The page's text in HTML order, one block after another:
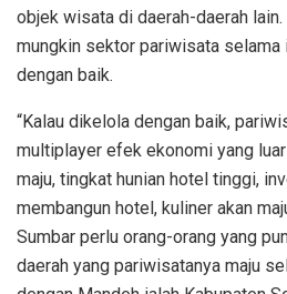
objek wisata di daerah-daerah
mungkin sektor pariwisata
dengan baik.
“Kalau dikelola dengan baik,
multiplayer efek ekonomi yang
maju, tingkat hunian hotel tinggi,
membangun hotel, kuliner akan
Sumbar perlu orang-orang yang
daerah yang pariwisatanya maju